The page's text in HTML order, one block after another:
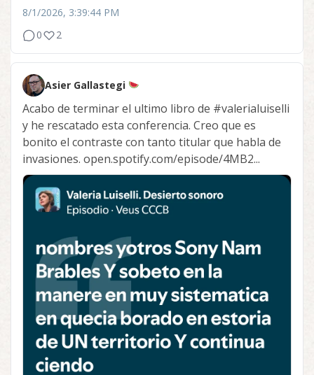
8/1/2026, 3:39:44 PM
0
2
Asier Gallastegi
Acabo de terminar el ultimo libro de #valerialuiselli
y he rescatado esta conferencia. Creo que es
bonito el contraste con tanto titular que habla de
invasiones. open.spotify.com/episode/4MB2...